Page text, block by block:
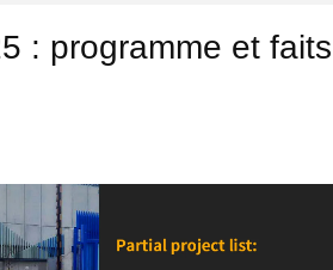
: programme et faits